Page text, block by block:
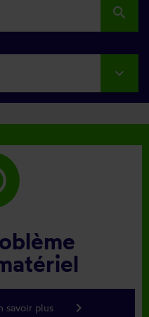
search
savoir plus keyboard_arrow_right